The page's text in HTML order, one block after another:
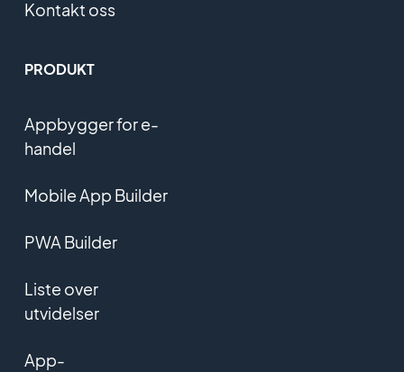
Kontakt oss
PRODUKT
Appbygger for e-
handel
Mobile App Builder
PWA Builder
Liste over
utvidelser
App-